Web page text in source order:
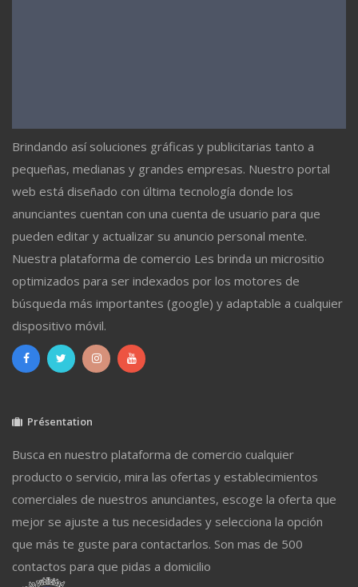
Brindando así soluciones gráficas y publicitarias tanto a
pequeñas, medianas y grandes empresas. Nuestro portal
web está diseñado con última tecnología donde los
anunciantes cuentan con una cuenta de usuario para que
pueden editar y actualizar su anuncio personal mente.
Nuestra plataforma de comercio Les brinda un micrositio
optimizados para ser indexados por los motores de
búsqueda más importantes (google) y adaptable a cualquier
dispositivo móvil.
Présentation
Busca en nuestro plataforma de comercio cualquier
producto o servicio, mira las ofertas y establecimientos
comerciales de nuestros anunciantes, escoge la oferta que
mejor se ajuste a tus necesidades y selecciona la opción
que más te guste para contactarlos. Son mas de 500
contactos para que pidas a domicilio